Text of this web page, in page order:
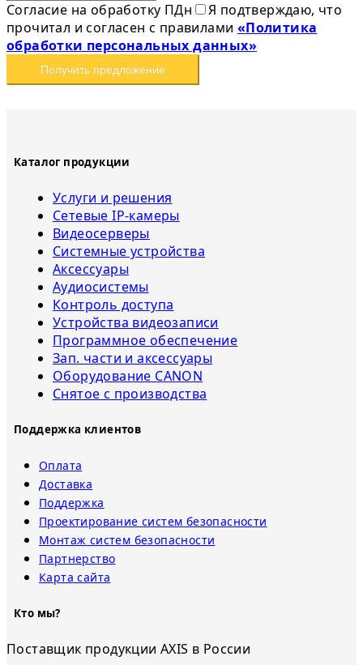
Согласие на обработку ПДн
Я подтверждаю, что
прочитал и согласен с правилами «Политика
обработки персональных данных»
Получить предложение
Каталог продукции
Услуги и решения
Сетевые IP-камеры
Видеосерверы
Системные устройства
Аксессуары
Аудиосистемы
Контроль доступа
Устройства видеозаписи
Программное обеспечение
Зап. части и аксессуары
Оборудование CANON
Снятое с прoизвoдства
Поддержка клиентов
Оплата
Доставка
Поддержка
Проектирование систем безопасности
Монтаж систем безопасности
Партнерство
Карта сайта
Кто мы?
Поставщик продукции AXIS в России